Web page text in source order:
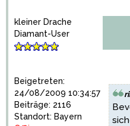
kleiner Drache
Diamant-User
Beigetreten:
24/08/2009 10:34:57
Beiträge: 2116
Standort: Bayern